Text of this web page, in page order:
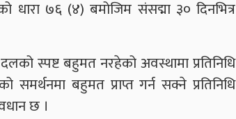
धारा ७६ (४) बमोजिम संसद्मा ३० दिनभित्र
स्पष्ट बहुमत नरहेको अवस्थामा प्रतिनिधि
समर्थनमा बहुमत प्राप्त गर्न सक्ने प्रतिनिधि
छ ।